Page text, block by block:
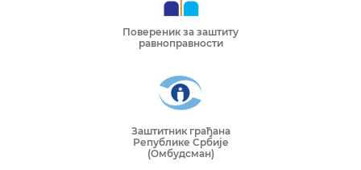
Повереник за заштиту
равноправности
Заштитник грађана
Републике Србије
(Омбудсман)